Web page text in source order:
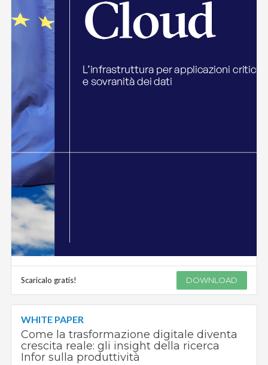
Scaricalo gratis! DOWNLOAD
WHITE PAPER
Come la trasformazione digitale diventa
crescita reale: gli insight della ricerca
Infor sulla produttività